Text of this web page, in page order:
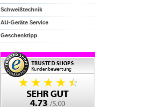
Schweißtechnik
AU-Geräte Service
Geschenktipp